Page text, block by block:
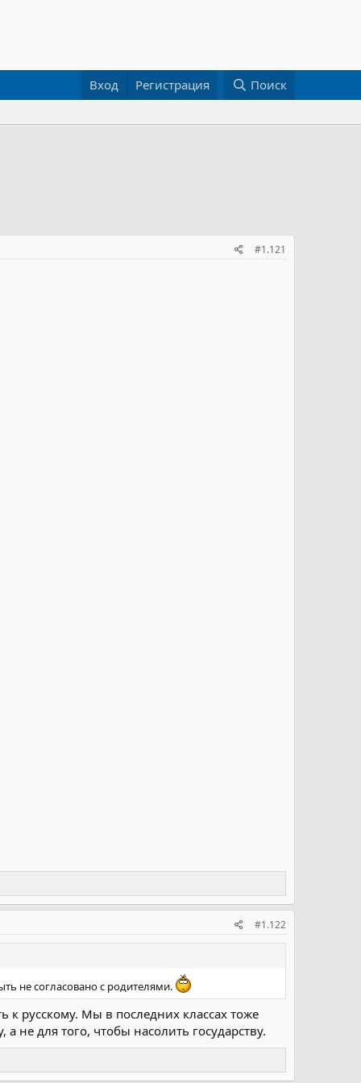
Вход Регистрация Поиск
#1.121
#1.122
не согласовано с родителями.
к русскому. Мы в последних классах тоже
не для того, чтобы насолить государству.